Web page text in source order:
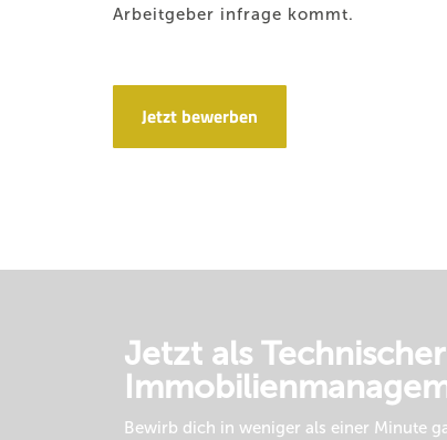
Arbeitgeber infrage kommt.
Jetzt bewerben
Jetzt als
Bewirb dich in weniger als einer Minute